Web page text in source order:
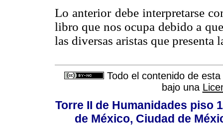
Lo anterior debe interpretarse
libro que nos ocupa debido a
las diversas aristas que
Todo el contenido de
bajo una
Torre II de Humanidades piso
de México, Ciudad de